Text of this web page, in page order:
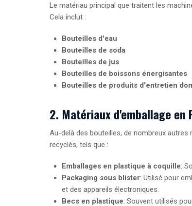
Le matériau principal que traitent les
Cela inclut :
Bouteilles d'eau
Bouteilles de soda
Bouteilles de jus
Bouteilles de boissons énergisantes
Bouteilles de produits d'entretien
2. Matériaux d'emballage en
Au-delà des bouteilles, de nombreux
recyclés, tels que :
Emballages en plastique à coquille:
Packaging sous blister: Utilisé pour
et des appareils électroniques.
Becs en plastique: Souvent utilisés